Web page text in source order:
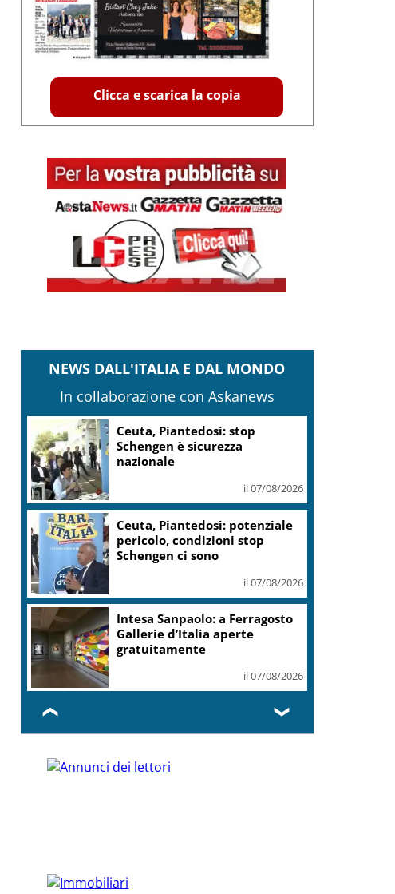
Clicca e scarica la copia
NEWS DALL'ITALIA E DAL MONDO
In collaborazione con Askanews
Ceuta, Piantedosi: stop
Schengen è sicurezza
nazionale
il 07/08/2026
Ceuta, Piantedosi: potenziale
pericolo, condizioni stop
Schengen ci sono
il 07/08/2026
Intesa Sanpaolo: a Ferragosto
Gallerie d’Italia aperte
gratuitamente
il 07/08/2026
❮ ❯